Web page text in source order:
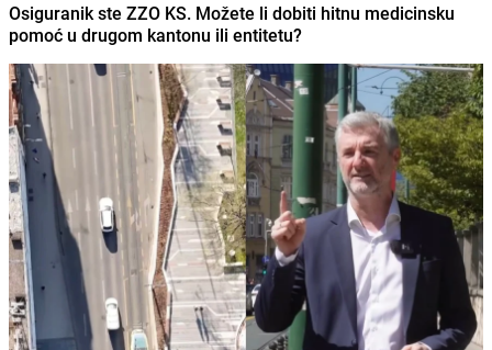
Osiguranik ste ZZO KS. Možete li dobiti hitnu medicinsku
pomoć u drugom kantonu ili entitetu?